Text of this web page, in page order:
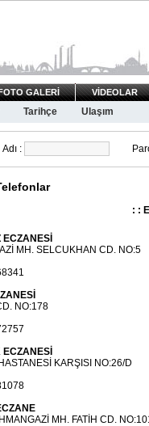
GALERİ VİDEOLAR
Tarihçe Ulaşım
Adı :
: :
MH. SELCUKHAN CD. NO:5
NO:178
KARŞISI NO:26/D
MH. FATİH CD.